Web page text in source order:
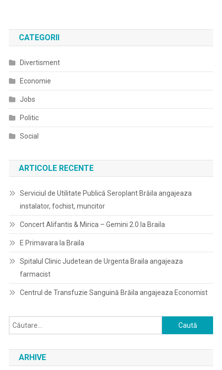
CATEGORII
Divertisment
Economie
Jobs
Politic
Social
ARTICOLE RECENTE
Serviciul de Utilitate Publică Seroplant Brăila angajeaza
instalator, fochist, muncitor
Concert Alifantis & Mirica – Gemini 2.0 la Braila
E Primavara la Braila
Spitalul Clinic Judetean de Urgenta Braila angajeaza
farmacist
Centrul de Transfuzie Sanguină Brăila angajeaza Economist
Caută
după:
ARHIVE